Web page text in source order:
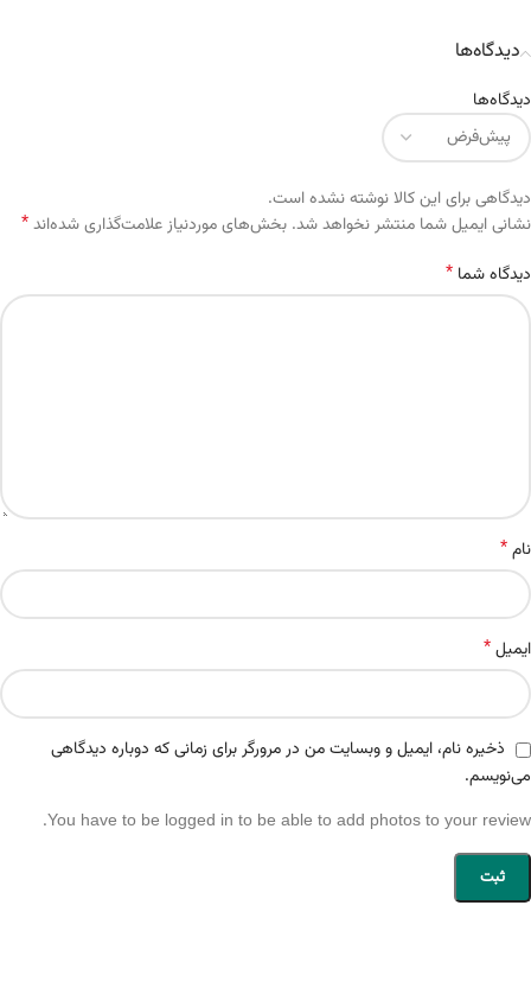
دیدگاه‌ها
دیدگاه‌ها
دیدگاهی برای این کالا نوشته نشده است.
نشانی ایمیل شما منتشر نخواهد شد. بخش‌های موردنیاز علامت‌گذاری شده‌اند*
دیدگاه شما *
نام*
ایمیل*
ذخیره نام، ایمیل و وبسایت من در مرورگر برای زمانی که دوباره دیدگاهی
می‌نویسم.
You have to be logged in to be able to add photos to your review.
Alternative: